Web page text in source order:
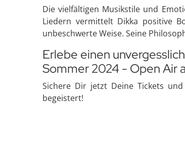
Die vielfältigen Musikstile und
Liedern vermittelt Dikka positive
unbeschwerte Weise. Seine
Erlebe einen
Sommer 2024 - Open Air
Sichere Dir jetzt Deine Tickets
begeistert!